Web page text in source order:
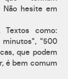
Não hesite em
Textos como:
minutos", "500
que podem
é bem comum